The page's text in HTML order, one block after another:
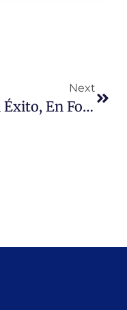
Next
Con Éxito, En Formato Virtual, Se Realizó La Séptima Versión Del Seminario Internacional Oswaldo Payá Sardiñas 2020